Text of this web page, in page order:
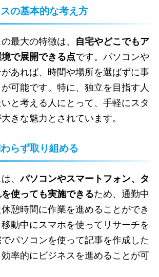
の基本的な考え方
最大の特徴は、 自宅やどこでもア
で展開できる点です。パソコンや
あれば、時間や場所を選ばずに事
可能です。特に、独立を目指す人
と考える人にとって、手軽にスタ
きな魅力とされています。
らず取り組める
、パソコンやスマートフォン、タ
使っても実施できるため、通勤中
憩時間に作業を進めることができ
動中にスマホを使ってリサーチを
パソコンを使って記事を作成した
率的にビジネスを進めることが可